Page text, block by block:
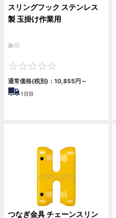
スリングフック ステンレス
製 玉掛け作業用
象印
通常価格(税別)： 10,855円 ～
1 日目
つなぎ金具 チェーンスリン